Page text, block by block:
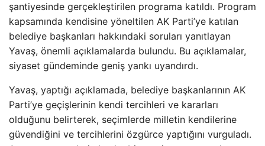
şantiyesinde gerçekleştirilen programa katıldı. Program
kapsamında kendisine yöneltilen AK Parti’ye katılan
belediye başkanları hakkındaki soruları yanıtlayan
Yavaş, önemli açıklamalarda bulundu. Bu açıklamalar,
siyaset gündeminde geniş yankı uyandırdı.
Yavaş, yaptığı açıklamada, belediye başkanlarının AK
Parti’ye geçişlerinin kendi tercihleri ve kararları
olduğunu belirterek, seçimlerde milletin kendilerine
güvendiğini ve tercihlerini özgürce yaptığını vurguladı.